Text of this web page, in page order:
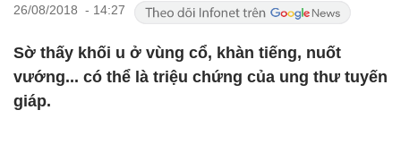
26/08/2018 - 14:27
Sờ thấy khối u ở vùng cổ, khàn tiếng, nuốt
vướng... có thể là triệu chứng của ung thư tuyến
giáp.